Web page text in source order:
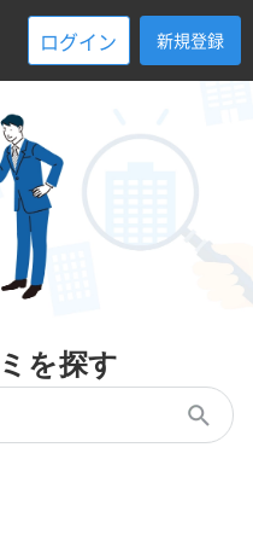
ログイン 新規登録
を探す